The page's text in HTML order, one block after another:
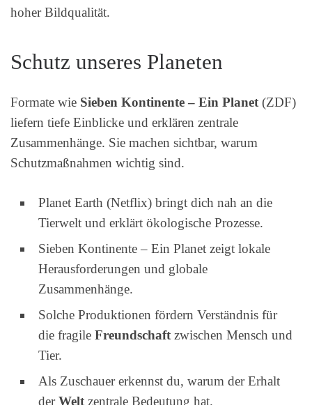
hoher Bildqualität.
Schutz unseres Planeten
Formate wie Sieben Kontinente – Ein Planet(ZDF)
liefern tiefe Einblicke und erklären zentrale
Zusammenhänge. Sie machen sichtbar, warum
Schutzmaßnahmen wichtig sind.
Planet Earth (Netflix) bringt dich nah an die
Tierwelt und erklärt ökologische Prozesse.
Sieben Kontinente – Ein Planet zeigt lokale
Herausforderungen und globale
Zusammenhänge.
Solche Produktionen fördern Verständnis für
die fragile Freundschaftzwischen Mensch und
Tier.
Als Zuschauer erkennst du, warum der Erhalt
derWelt zentrale Bedeutung hat.